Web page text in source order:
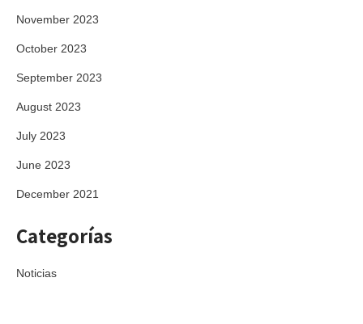
November 2023
October 2023
September 2023
August 2023
July 2023
June 2023
December 2021
Categorías
Noticias